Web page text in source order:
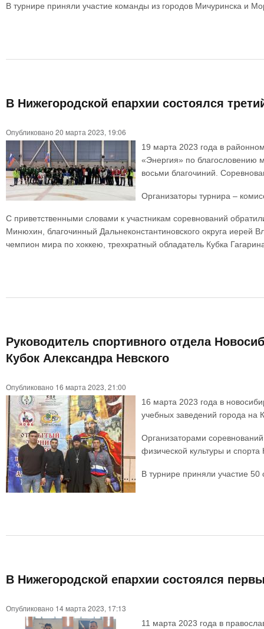
В турнире приняли участие команды из городов Мичуринска и
В Нижегородской епархии состоялся
Опубликовано 20 марта 2023, 19:06
19 марта 2023 года в
«Энергия» по благословению
восьми благочиний.
Организаторы турнира –
С приветственными словами к участникам соревнований
Минюхин, благочинный Дальнеконстантиновского округа иерей
чемпион мира по хоккею, трехкратный обладатель Кубка
Руководитель спортивного отдела
Кубок Александра Невского
Опубликовано 16 марта 2023, 21:00
16 марта 2023 года в
учебных заведений города на
Организаторами
физической культуры и
В турнире приняли участие 50
В Нижегородской епархии состоялся
Опубликовано 14 марта 2023, 17:13
11 марта 2023 года в